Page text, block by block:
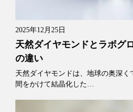
2025年12月25日
天然ダイヤモンドとラボグ
の違い
天然ダイヤモンドは、地球の奥深
間をかけて結晶化した…